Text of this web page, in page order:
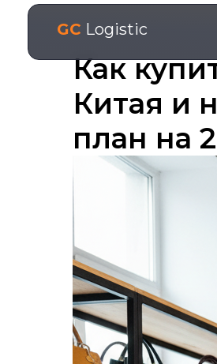
GC Logistic
Как
Китая и
план на